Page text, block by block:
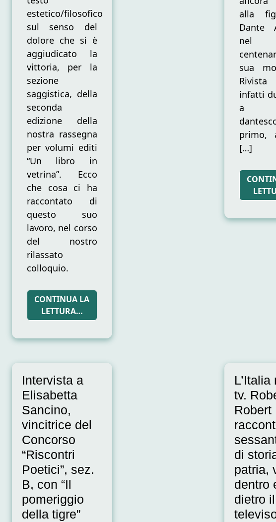
estetico/filosofico
sul senso del
dolore che si è
aggiudicato la
vittoria, per la
sezione
saggistica, della
seconda
edizione della
nostra rassegna
per volumi editi
“Un libro in
vetrina”. Ecco
che cosa ci ha
raccontato di
questo suo
lavoro, nel corso
del nostro
rilassato
colloquio.
CONTINUA LA
LETTURA…
alla
Dante
nel
sua
infatti
a
primo,
[…]
Intervista a
Elisabetta
Sancino,
vincitrice del
Concorso
“Riscontri
Poetici”, sez.
B, con “Il
pomeriggio
della tigre”
L’Italia
tv.
Robert
di
patria,
dentro
dietro il